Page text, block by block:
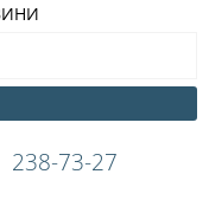
238-73-27